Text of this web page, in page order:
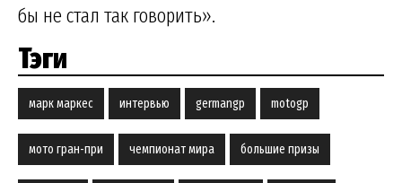
бы не стал так говорить».
Тэги
марк маркес интервью germangp motogp
мото гран-при чемпионат мира большие призы